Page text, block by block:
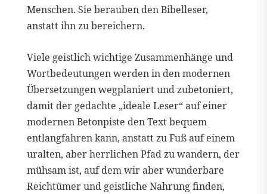
Menschen. Sie berauben den Bibelleser,
anstatt ihn zu bereichern.
Viele geistlich wichtige Zusammenhänge und
Wortbedeutungen werden in den modernen
Übersetzungen wegplaniert und zubetoniert,
damit der gedachte „ideale Leser“ auf einer
modernen Betonpiste den Text bequem
entlangfahren kann, anstatt zu Fuß auf einem
uralten, aber herrlichen Pfad zu wandern, der
mühsam ist, auf dem wir aber wunderbare
Reichtümer und geistliche Nahrung finden,